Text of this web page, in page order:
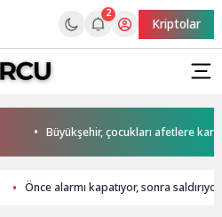
2
Kriptolar
Büyükşehir, çocukları afetlere karşı
Önce alarmı kapatıyor, sonra saldırıyor